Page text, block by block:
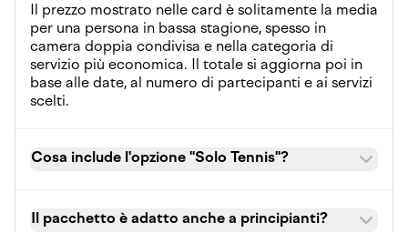
Il prezzo mostrato nelle card è solitamente la media
per una persona in bassa stagione, spesso in
camera doppia condivisa e nella categoria di
servizio più economica. Il totale si aggiorna poi in
base alle date, al numero di partecipanti e ai servizi
scelti.
Cosa include l'opzione "Solo Tennis"?
Il pacchetto è adatto anche a principianti?